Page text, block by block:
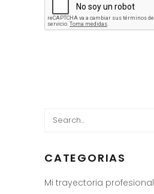
Search
CATEGORIAS
Mi trayectoria profesional